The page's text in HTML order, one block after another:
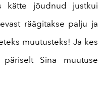
kätte jõudnud justkui
räägitakse palju ja
muutusteks! Ja kes
Sina muutuse